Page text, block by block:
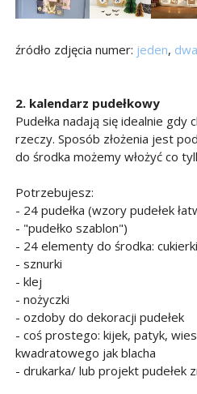
źródło zdjęcia numer: jeden, dwa
2. kalendarz pudełkowy
Pudełka nadają się idealnie gdy
rzeczy. Sposób złożenia jest
do środka możemy włożyć co
Potrzebujesz:
- 24 pudełka (wzory pudełek
- "pudełko szablon")
- 24 elementy do środka:
- sznurki
- klej
- nożyczki
- ozdoby do dekoracji pudełek
- coś prostego: kijek, patyk,
kwadratowego jak blacha
- drukarka/ lub projekt pudełek